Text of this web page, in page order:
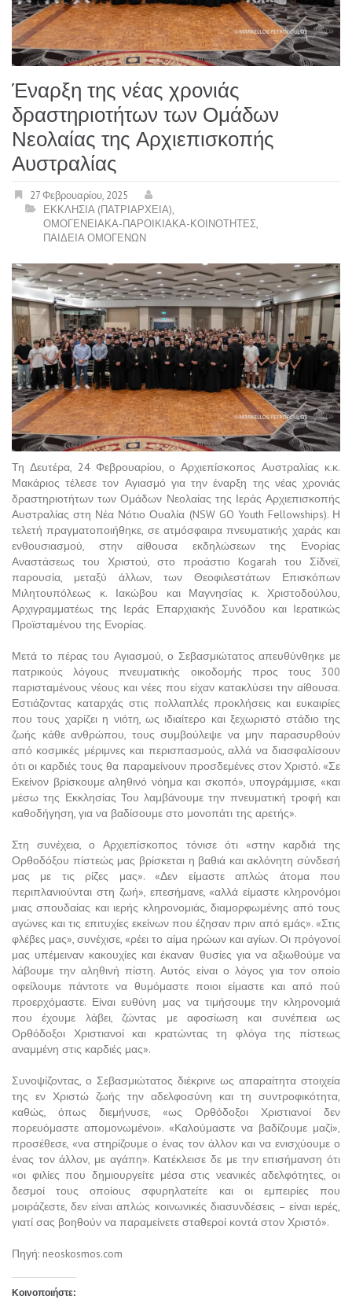
Έναρξη της νέας χρονιάς
δραστηριοτήτων των Ομάδων
Νεολαίας της Αρχιεπισκοπής
Αυστραλίας
27 Φεβρουαρίου, 2025
ΕΚΚΛΗΣΙΑ (ΠΑΤΡΙΑΡΧΕΙΑ),
ΟΜΟΓΕΝΕΙΑΚΑ-ΠΑΡΟΙΚΙΑΚΑ-ΚΟΙΝΟΤΗΤΕΣ,
ΠΑΙΔΕΙΑ ΟΜΟΓΕΝΩΝ
Τη Δευτέρα, 24 Φεβρουαρίου, ο Αρχιεπίσκοπος Αυστραλίας κ.κ.
Μακάριος τέλεσε τον Αγιασμό για την έναρξη της νέας χρονιάς
δραστηριοτήτων των Ομάδων Νεολαίας της Ιεράς Αρχιεπισκοπής
Αυστραλίας στη Νέα Νότιο Ουαλία (NSW GO Youth Fellowships). Η
τελετή πραγματοποιήθηκε, σε ατμόσφαιρα πνευματικής χαράς και
ενθουσιασμού, στην αίθουσα εκδηλώσεων της Ενορίας
Αναστάσεως του Χριστού, στο προάστιο Kogarah του Σίδνεϊ,
παρουσία, μεταξύ άλλων, των Θεοφιλεστάτων Επισκόπων
Μιλητουπόλεως κ. Ιακώβου και Μαγνησίας κ. Χριστοδούλου,
Αρχιγραμματέως της Ιεράς Επαρχιακής Συνόδου και Ιερατικώς
Προϊσταμένου της Ενορίας.
Μετά το πέρας του Αγιασμού, ο Σεβασμιώτατος απευθύνθηκε με
πατρικούς λόγους πνευματικής οικοδομής προς τους 300
παρισταμένους νέους και νέες που είχαν κατακλύσει την αίθουσα.
Εστιάζοντας καταρχάς στις πολλαπλές προκλήσεις και ευκαιρίες
που τους χαρίζει η νιότη, ως ιδιαίτερο και ξεχωριστό στάδιο της
ζωής κάθε ανθρώπου, τους συμβούλεψε να μην παρασυρθούν
από κοσμικές μέριμνες και περισπασμούς, αλλά να διασφαλίσουν
ότι οι καρδιές τους θα παραμείνουν προσδεμένες στον Χριστό. «Σε
Εκείνον βρίσκουμε αληθινό νόημα και σκοπό», υπογράμμισε, «και
μέσω της Εκκλησίας Του λαμβάνουμε την πνευματική τροφή και
καθοδήγηση, για να βαδίσουμε στο μονοπάτι της αρετής».
Στη συνέχεια, ο Αρχιεπίσκοπος τόνισε ότι «στην καρδιά της
Ορθοδόξου πίστεώς μας βρίσκεται η βαθιά και ακλόνητη σύνδεσή
μας με τις ρίζες μας». «Δεν είμαστε απλώς άτομα που
περιπλανιούνται στη ζωή», επεσήμανε, «αλλά είμαστε κληρονόμοι
μιας σπουδαίας και ιερής κληρονομιάς, διαμορφωμένης από τους
αγώνες και τις επιτυχίες εκείνων που έζησαν πριν από εμάς». «Στις
φλέβες μας», συνέχισε, «ρέει το αίμα ηρώων και αγίων. Οι πρόγονοί
μας υπέμειναν κακουχίες και έκαναν θυσίες για να αξιωθούμε να
λάβουμε την αληθινή πίστη. Αυτός είναι ο λόγος για τον οποίο
οφείλουμε πάντοτε να θυμόμαστε ποιοι είμαστε και από πού
προερχόμαστε. Είναι ευθύνη μας να τιμήσουμε την κληρονομιά
που έχουμε λάβει, ζώντας με αφοσίωση και συνέπεια ως
Ορθόδοξοι Χριστιανοί και κρατώντας τη φλόγα της πίστεως
αναμμένη στις καρδιές μας».
Συνοψίζοντας, ο Σεβασμιώτατος διέκρινε ως απαραίτητα στοιχεία
της εν Χριστώ ζωής την αδελφοσύνη και τη συντροφικότητα,
καθώς, όπως διεμήνυσε, «ως Ορθόδοξοι Χριστιανοί δεν
πορευόμαστε απομονωμένοι». «Καλούμαστε να βαδίζουμε μαζί»,
προσέθεσε, «να στηρίζουμε ο ένας τον άλλον και να ενισχύουμε ο
ένας τον άλλον, με αγάπη». Κατέκλεισε δε με την επισήμανση ότι
«οι φιλίες που δημιουργείτε μέσα στις νεανικές αδελφότητες, οι
δεσμοί τους οποίους σφυρηλατείτε και οι εμπειρίες που
μοιράζεστε, δεν είναι απλώς κοινωνικές διασυνδέσεις – είναι ιερές,
γιατί σας βοηθούν να παραμείνετε σταθεροί κοντά στον Χριστό».
Πηγή: neoskosmos.com
Κοινοποιήστε: